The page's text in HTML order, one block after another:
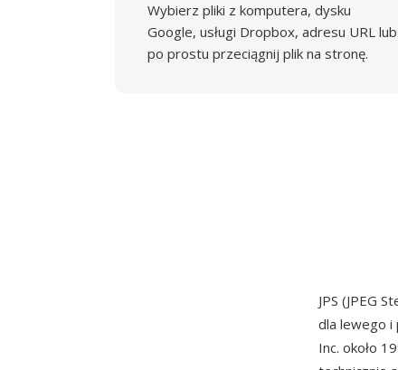
Wybierz pliki z komputera, dysku
Google, usługi Dropbox, adresu URL lub
po prostu przeciągnij plik na stronę.
JPS (JPEG
dla lewego i
Inc. około